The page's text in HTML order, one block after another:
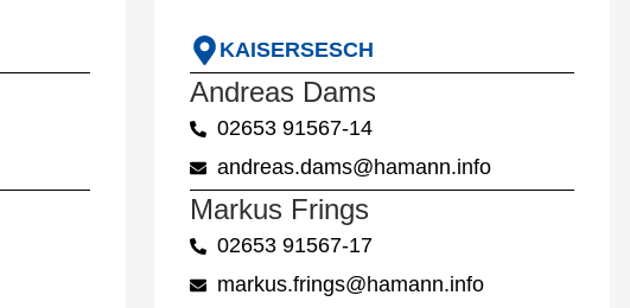
KAISERSESCH
Andreas Dams
02653 91567-14
andreas.dams@hamann.info
Markus Frings
02653 91567-17
markus.frings@hamann.info